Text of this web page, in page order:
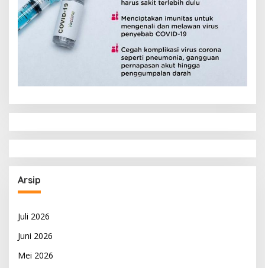
Arsip
Juli 2026
Juni 2026
Mei 2026